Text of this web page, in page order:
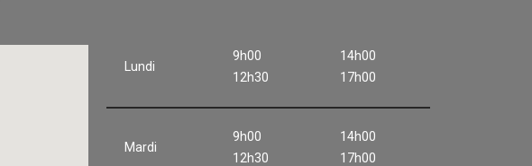
Lundi
9h00
12h30
14h00
17h00
Mardi
9h00
12h30
14h00
17h00